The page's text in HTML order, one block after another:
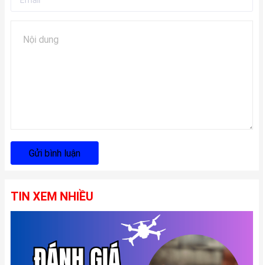
Gửi bình luận
TIN XEM NHIỀU